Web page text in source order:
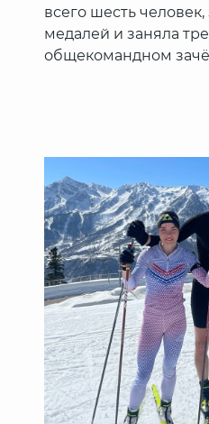
всего шесть человек,
медалей и заняла
общекомандном